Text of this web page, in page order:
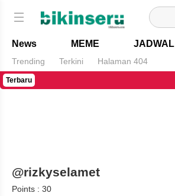
Bikin Seru
News MEME JADWAL
Trending Terkini Halaman 404
Terbaru
@rizkyselamet
Points : 30